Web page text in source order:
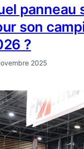
panneau
son
?
2025